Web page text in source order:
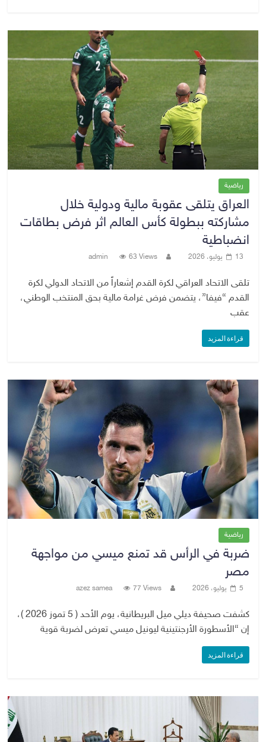
رياضية
العراق يتلقى عقوبة مالية ودولية خلال
مشاركته ببطولة كأس العالم اثر فرض بطاقات
انضباطية
13 يوليو، 2026 admin 63 Views
تلقى الاتحاد العراقي لكرة القدم إشعاراً من الاتحاد الدولي لكرة
القدم “فيفا”، يتضمن فرض غرامة مالية بحق المنتخب الوطني،
عقب
قراءة المزيد
رياضية
ضربة في الرأس قد تمنع ميسي من مواجهة
مصر
5 يوليو، 2026 azez samea 77 Views
كشفت صحيفة ديلي ميل البريطانية، يوم الأحد ( 5 تموز 2026 )،
إن “الأسطورة الأرجنتينية ليونيل ميسي تعرض لضربة قوية
قراءة المزيد